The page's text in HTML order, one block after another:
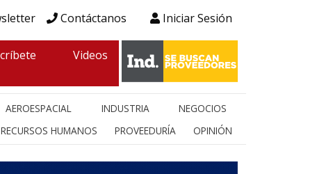
Contáctanos Iniciar Sesión
Videos
AEROESPACIAL INDUSTRIA
NEGOCIOS
RECURSOS HUMANOS PROVEEDURÍA OPINIÓN